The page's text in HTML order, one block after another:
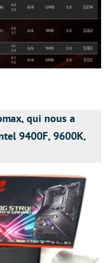
qui nous a
9400F, 9600K,